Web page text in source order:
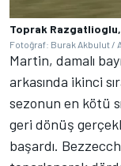
Toprak
Fotoğraf: Burak Akbulut /
Martin, damalı
arkasında ikinci
sezonun en kötü
geri dönüş
başardı.